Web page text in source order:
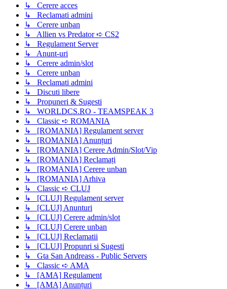
↳ Cerere acces
↳ Reclamati admini
↳ Cerere unban
↳ Allien vs Predator ➪ CS2
↳ Regulament Server
↳ Anunt-uri
↳ Cerere admin/slot
↳ Cerere unban
↳ Reclamati admini
↳ Discuti libere
↳ Propuneri & Sugesti
↳ WORLDCS.RO - TEAMSPEAK 3
↳ Classic ➪ ROMANIA
↳ [ROMANIA] Regulament server
↳ [ROMANIA] Anunțuri
↳ [ROMANIA] Cerere Admin/Slot/Vip
↳ [ROMANIA] Reclamați
↳ [ROMANIA] Cerere unban
↳ [ROMANIA] Arhiva
↳ Classic ➪ CLUJ
↳ [CLUJ] Regulament server
↳ [CLUJ] Anunturi
↳ [CLUJ] Cerere admin/slot
↳ [CLUJ] Cerere unban
↳ [CLUJ] Reclamatii
↳ [CLUJ] Propunri si Sugesti
↳ Gta San Andreass - Public Servers
↳ Classic ➪ AMA
↳ [AMA] Regulament
↳ [AMA] Anunțuri